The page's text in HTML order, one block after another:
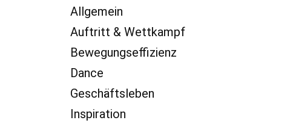
Allgemein
Auftritt & Wettkampf
Bewegungseffizienz
Dance
Geschäftsleben
Inspiration